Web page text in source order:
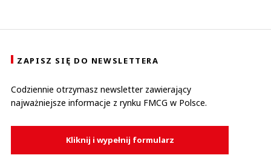
ZAPISZ SIĘ DO NEWSLETTERA
Codziennie otrzymasz newsletter zawierający
najważniejsze informacje z rynku FMCG w Polsce.
Kliknij i wypełnij formularz